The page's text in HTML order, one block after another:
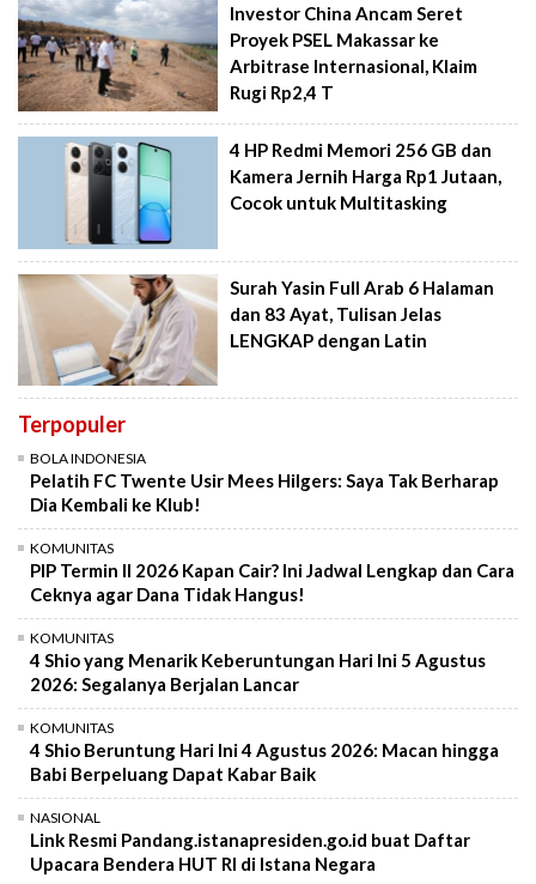
Investor China Ancam Seret
Proyek PSEL Makassar ke
Arbitrase Internasional, Klaim
Rugi Rp2,4 T
4 HP Redmi Memori 256 GB dan
Kamera Jernih Harga Rp1 Jutaan,
Cocok untuk Multitasking
Surah Yasin Full Arab 6 Halaman
dan 83 Ayat, Tulisan Jelas
LENGKAP dengan Latin
Terpopuler
BOLA INDONESIA
Pelatih FC Twente Usir Mees Hilgers: Saya Tak Berharap
Dia Kembali ke Klub!
KOMUNITAS
PIP Termin II 2026 Kapan Cair? Ini Jadwal Lengkap dan Cara
Ceknya agar Dana Tidak Hangus!
KOMUNITAS
4 Shio yang Menarik Keberuntungan Hari Ini 5 Agustus
2026: Segalanya Berjalan Lancar
KOMUNITAS
4 Shio Beruntung Hari Ini 4 Agustus 2026: Macan hingga
Babi Berpeluang Dapat Kabar Baik
NASIONAL
Link Resmi Pandang.istanapresiden.go.id buat Daftar
Upacara Bendera HUT RI di Istana Negara